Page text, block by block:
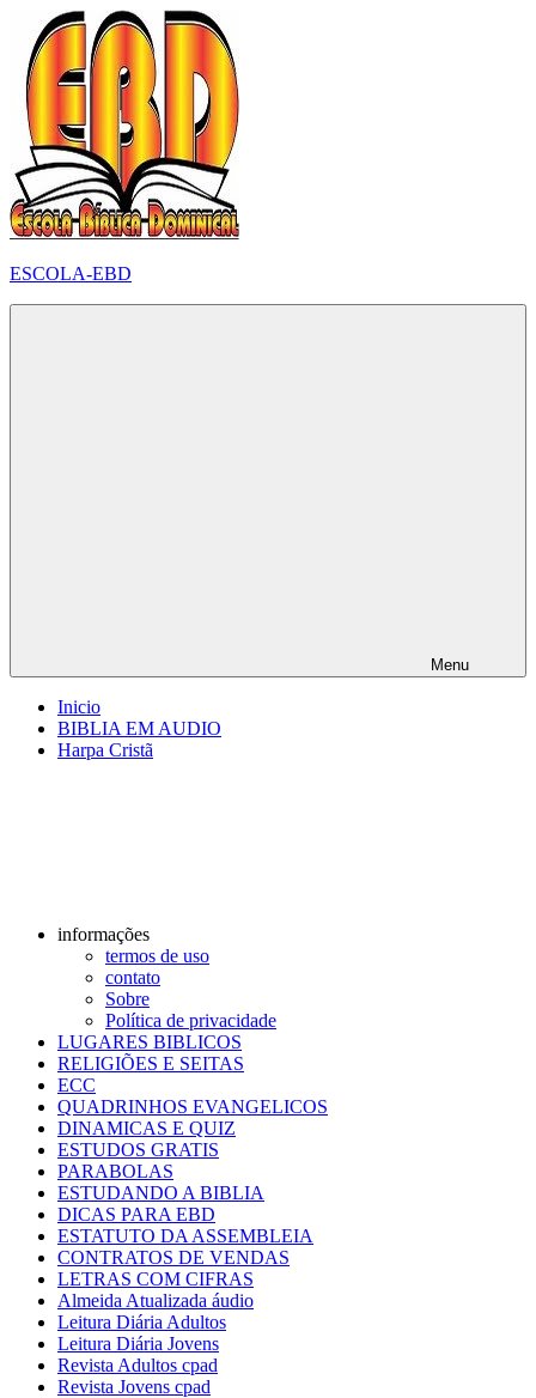
para
conteúdo
ESCOLA-EBD
Menu
Inicio
BIBLIA EM AUDIO
Harpa Cristã
informações
termos de uso
contato
Sobre
Política de privacidade
LUGARES BIBLICOS
RELIGIÕES E SEITAS
ECC
QUADRINHOS EVANGELICOS
DINAMICAS E QUIZ
ESTUDOS GRATIS
PARABOLAS
ESTUDANDO A BIBLIA
DICAS PARA EBD
ESTATUTO DA ASSEMBLEIA
CONTRATOS DE VENDAS
LETRAS COM CIFRAS
Almeida Atualizada áudio
Leitura Diária Adultos
Leitura Diária Jovens
Revista Adultos cpad
Revista Jovens cpad